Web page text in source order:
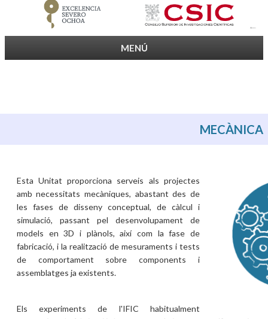
MENÚ
MECÀNICA
Esta Unitat proporciona serveis als projectes
amb necessitats mecàniques, abastant des de
les fases de disseny conceptual, de càlcul i
simulació, passant pel desenvolupament de
models en 3D i plànols, així com la fase de
fabricació, i la realització de mesuraments i tests
de comportament sobre components i
assemblatges ja existents.
Els experiments de l'IFIC habitualment